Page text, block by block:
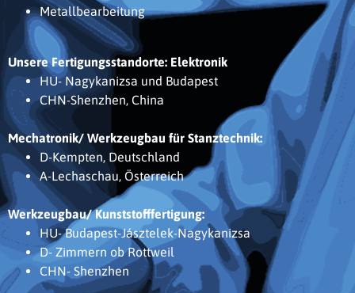
Metallbearbeitung
Unsere Fertigungsstandorte: Elektronik
HU- Nagykanizsa und Budapest
CHN-Shenzhen, China
Mechatronik/ Werkzeugbau für Stanztechnik:
D-Kempten, Deutschland
A-Lechaschau, Österreich
Werkzeugbau/ Kunststofffertigung:
HU- Budapest-Jásztelek-Nagykanizsa
D- Zimmern ob Rottweil
CHN- Shenzhen